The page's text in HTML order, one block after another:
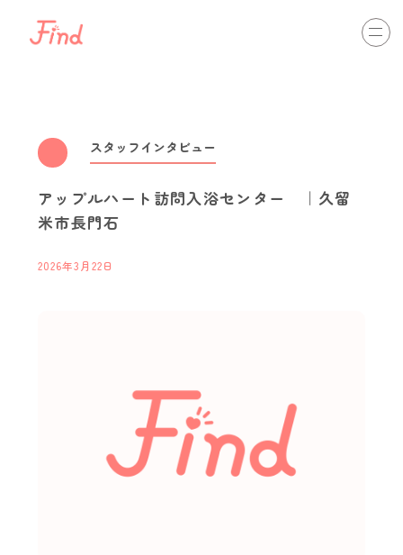
通いのサービス 訪問のサービス 入居のサービス
最新情報
view more
スタッフインタビュー
エバーガーデン久留米中央町 定期巡回 |久
スタッフインタビュー
アップルハート訪問入浴センター ｜久留
米市長門石
2026年3月22日